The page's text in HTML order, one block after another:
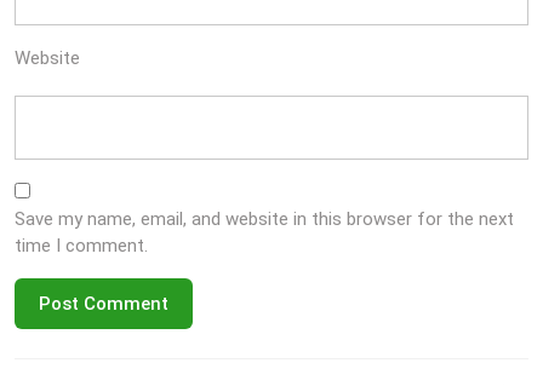
Website
Save my name, email, and website in this browser for the next
time I comment.